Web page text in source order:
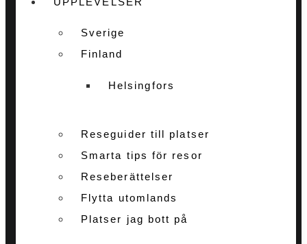
Sverige
Finland
Helsingfors
Reseguider till platser
Smarta tips för resor
Reseberättelser
Flytta utomlands
Platser jag bott på